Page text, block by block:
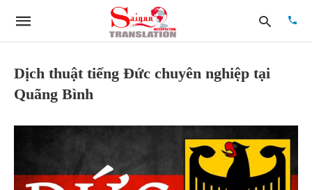
query
enter:
Dịch thuật tiếng Đức chuyên nghiệp tại
Quãng Bình